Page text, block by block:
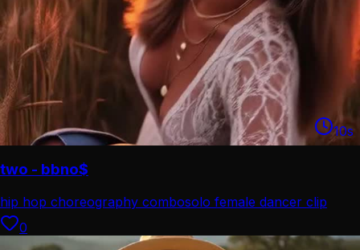
10s
two - bbno$
hip hop choreography combosolo female dancer clip
0